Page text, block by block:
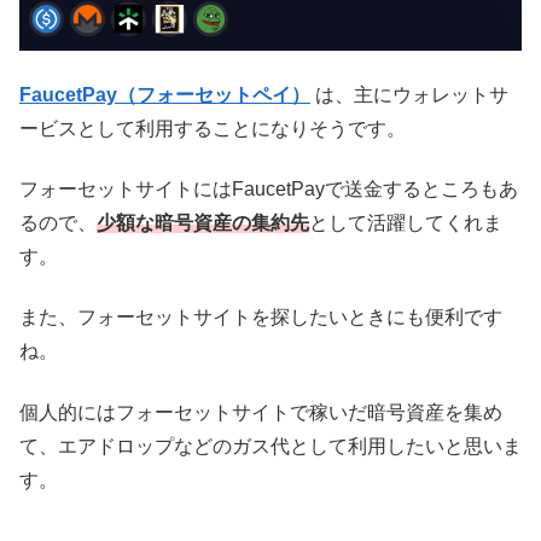
FaucetPay（フォーセットペイ）
は、主にウォレットサ
ービスとして利用することになりそうです。
フォーセットサイトにはFaucetPayで送金するところもあ
るので、 少額な暗号資産の集約先として活躍してくれま
す。
また、フォーセットサイトを探したいときにも便利です
ね。
個人的にはフォーセットサイトで稼いだ暗号資産を集め
て、エアドロップなどのガス代として利用したいと思いま
す。